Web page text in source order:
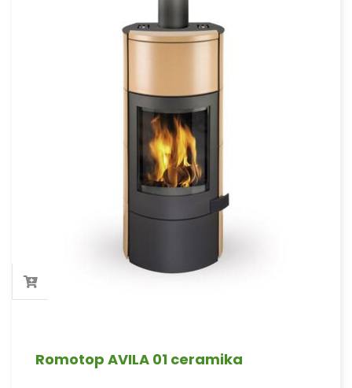
Romotop AVILA 01 ceramika